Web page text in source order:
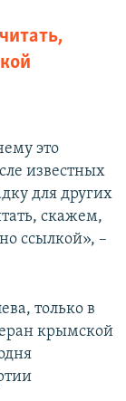
это
известных
для других
скажем,
ссылкой», –
только в
крымской